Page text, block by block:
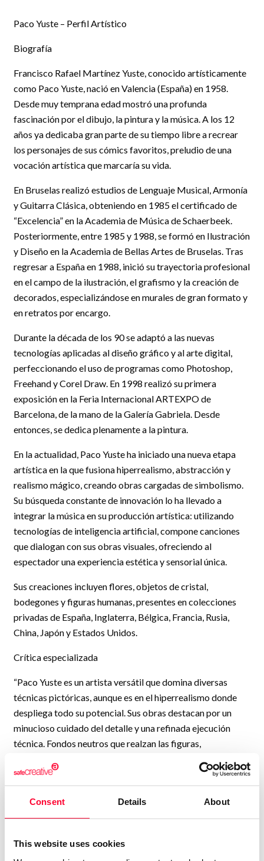
Consent Details About
This website uses cookies
Paco Yuste – Perfil Artístico
Biografía
Francisco Rafael Martínez Yuste, conocido artísticamente
como Paco Yuste, nació en Valencia (España) en 1958.
Desde muy temprana edad mostró una profunda
fascinación por el dibujo, la pintura y la música. A los 12
años ya dedicaba gran parte de su tiempo libre a recrear
los personajes de sus cómics favoritos, preludio de una
vocación artística que marcaría su vida.
En Bruselas realizó estudios de Lenguaje Musical, Armonía
y Guitarra Clásica, obteniendo en 1985 el certificado de
“Excelencia” en la Academia de Música de Schaerbeek.
Posteriormente, entre 1985 y 1988, se formó en Ilustración
y Diseño en la Academia de Bellas Artes de Bruselas. Tras
regresar a España en 1988, inició su trayectoria profesional
en el campo de la ilustración, el grafismo y la creación de
decorados, especializándose en murales de gran formato y
en retratos por encargo.
Durante la década de los 90 se adaptó a las nuevas
tecnologías aplicadas al diseño gráfico y al arte digital,
perfeccionando el uso de programas como Photoshop,
Freehand y Corel Draw. En 1998 realizó su primera
exposición en la Feria Internacional ARTEXPO de
Barcelona, de la mano de la Galería Gabriela. Desde
entonces, se dedica plenamente a la pintura.
En la actualidad, Paco Yuste ha iniciado una nueva etapa
artística en la que fusiona hiperrealismo, abstracción y
realismo mágico, creando obras cargadas de simbolismo.
Su búsqueda constante de innovación lo ha llevado a
integrar la música en su producción artística: utilizando
tecnologías de inteligencia artificial, compone canciones
que dialogan con sus obras visuales, ofreciendo al
espectador una experiencia estética y sensorial única.
Sus creaciones incluyen flores, objetos de cristal,
bodegones y figuras humanas, presentes en colecciones
privadas de España, Inglaterra, Bélgica, Francia, Rusia,
China, Japón y Estados Unidos.
Crítica especializada
“Paco Yuste es un artista versátil que domina diversas
técnicas pictóricas, aunque es en el hiperrealismo donde
despliega todo su potencial. Sus obras destacan por un
minucioso cuidado del detalle y una refinada ejecución
técnica. Fondos neutros que realzan las figuras,
que confieren una sensación de delicada atmósfera.
Sus bodegones, frecuentemente compuestos con cristal,
cada pieza un equilibrio único y, en ocasiones, un halo de